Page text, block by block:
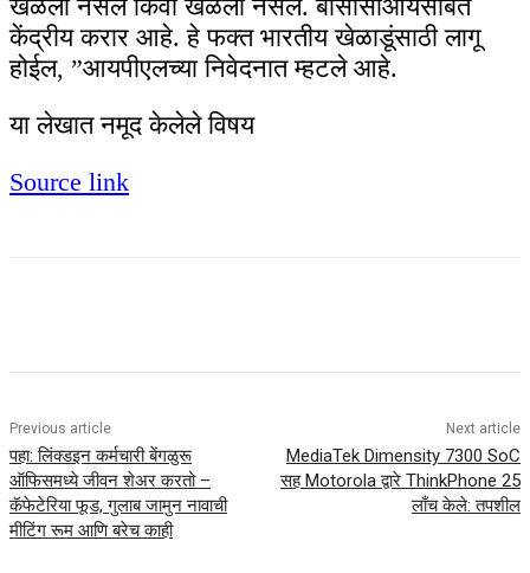
खेळला नसेल किंवा खेळला नसेल. बीसीसीआयसोबत
केंद्रीय करार आहे. हे फक्त भारतीय खेळाडूंसाठी लागू
होईल, ”आयपीएलच्या निवेदनात म्हटले आहे.
या लेखात नमूद केलेले विषय
Source link
Previous article
पहा: लिंक्डइन कर्मचारी बेंगळुरू
ऑफिसमध्ये जीवन शेअर करतो –
कॅफेटेरिया फूड, गुलाब जामुन नावाची
मीटिंग रूम आणि बरेच काही
Next article
MediaTek Dimensity 7300 SoC
सह Motorola द्वारे ThinkPhone 25
लाँच केले: तपशील